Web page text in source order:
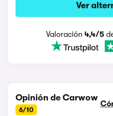
Ver
Valoración 4,4/5
Opinión de Carwow
6/10